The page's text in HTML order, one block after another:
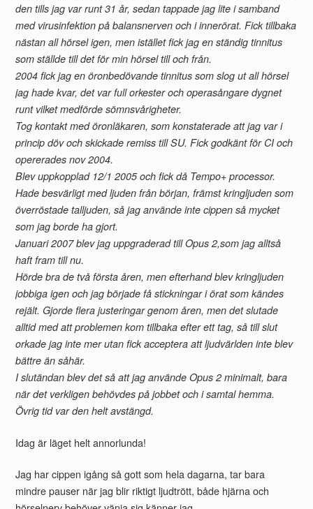
den tills jag var runt 31 år, sedan tappade jag lite i samband
med virusinfektion på balansnerven och i innerörat. Fick tillbaka
nästan all hörsel igen, men istället fick jag en ständig tinnitus
som ställde till det för min hörsel till och från.
2004 fick jag en öronbedövande tinnitus som slog ut all hörsel
jag hade kvar, det var full orkester och operasångare dygnet
runt vilket medförde sömnsvårigheter.
Tog kontakt med öronläkaren, som konstaterade att jag var i
princip döv och skickade remiss till SU. Fick godkänt för CI och
opererades nov 2004.
Blev uppkopplad 12/1 2005 och fick då Tempo+ processor.
Hade besvärligt med ljuden från början, främst kringljuden som
överröstade talljuden, så jag använde inte cippen så mycket
som jag borde ha gjort.
Januari 2007 blev jag uppgraderad till Opus 2,som jag alltså
haft fram till nu.
Hörde bra de två första åren, men efterhand blev kringljuden
jobbiga igen och jag började få stickningar i örat som kändes
rejält. Gjorde flera justeringar genom åren, men det slutade
alltid med att problemen kom tillbaka efter ett tag, så till slut
orkade jag inte mer utan fick acceptera att ljudvärlden inte blev
bättre än såhär.
I slutändan blev det så att jag använde Opus 2 minimalt, bara
när det verkligen behövdes på jobbet och i samtal hemma.
Övrig tid var den helt avstängd.
Idag är läget helt annorlunda!
Jag har cippen igång så gott som hela dagarna, tar bara
mindre pauser när jag blir riktigt ljudtrött, både hjärna och